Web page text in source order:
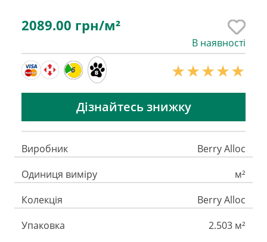
2089.00 грн/м²
В наявності
6
Дізнайтесь знижку
Виробник
Berry Alloc
Одиниця виміру
м²
Колекція
Berry Alloc
Упаковка
2.503 м²